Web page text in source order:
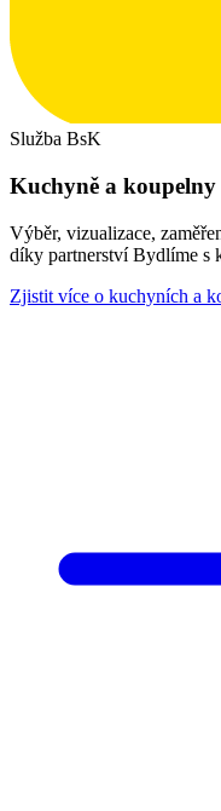
Služba BsK
Kuchyně a koupelny
Výběr, vizualizace,
díky partnerství Bydlíme s
Zjistit více o kuchyních a